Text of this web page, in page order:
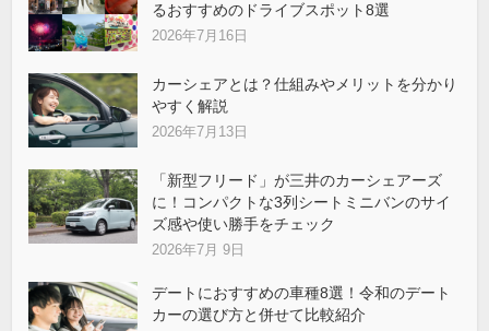
るおすすめのドライブスポット8選
2026年7月16日
カーシェアとは？仕組みやメリットを分かり
やすく解説
2026年7月13日
「新型フリード」が三井のカーシェアーズ
に！コンパクトな3列シートミニバンのサイ
ズ感や使い勝手をチェック
2026年7月 9日
デートにおすすめの車種8選！令和のデート
カーの選び方と併せて比較紹介